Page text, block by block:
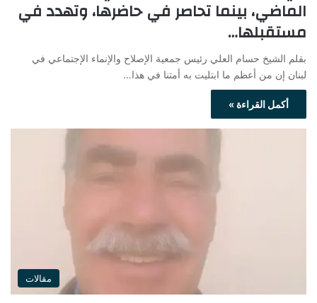
الماضي، بينما تحاصر في حاضرها، وتهدد في
مستقبلها…
بقلم الشيخ حسام العلي رئيس جمعية الإصلاح والإنماء الإجتماعي في
لبنان إن من أعظم ما ابتليت به أمتنا في هذا…
أكمل القراءة »
مقالات